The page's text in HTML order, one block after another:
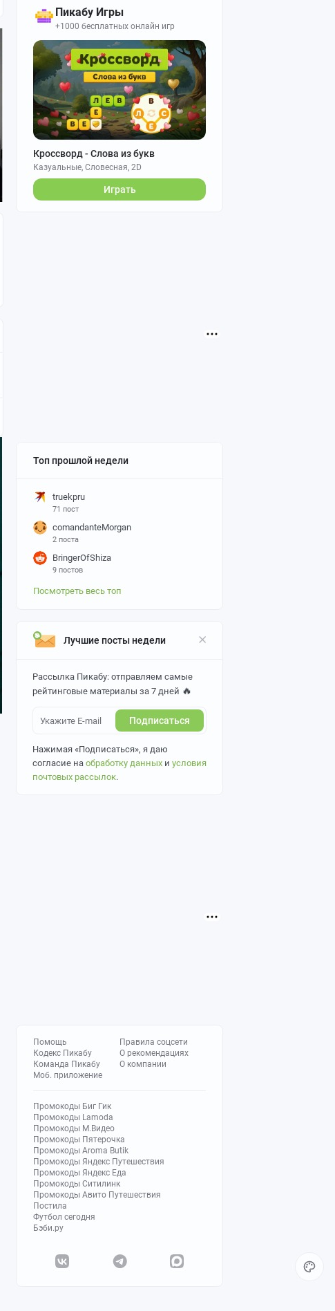
Пикабу Игры
+1000 бесплатных онлайн игр
Кроссворд - Слова из букв
Казуальные, Словесная, 2D
Играть
Топ прошлой недели
truekpru
71 пост
comandanteMorgan
2 поста
BringerOfShiza
9 постов
Посмотреть весь топ
Лучшие посты недели
Рассылка Пикабу: отправляем самые
рейтинговые материалы за 7 дней 🔥
Подписаться
Нажимая «Подписаться», я даю
согласие на обработку данных и условия
почтовых рассылок.
Помощь
Кодекс Пикабу
Команда Пикабу
Моб. приложение
Правила соцсети
О рекомендациях
О компании
Промокоды Биг Гик
Промокоды Lamoda
Промокоды М.Видео
Промокоды Пятерочка
Промокоды Aroma Butik
Промокоды Яндекс Путешествия
Промокоды Яндекс Еда
Промокоды Ситилинк
Промокоды Авито Путешествия
Постила
Футбол сегодня
Бэби.ру